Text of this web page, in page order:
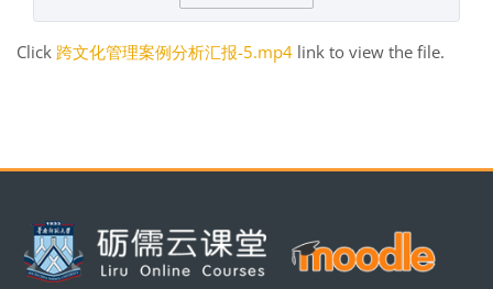
Click 跨文化管理案例分析汇报-5.mp4 link to view the file.
Blocks